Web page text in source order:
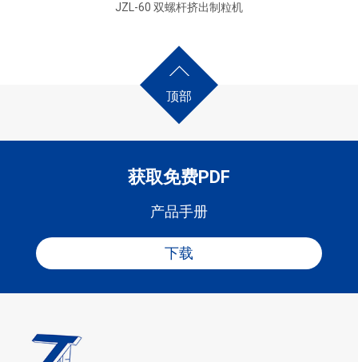
JZL-60 双螺杆挤出制粒机
顶部
获取免费PDF
产品手册
下载